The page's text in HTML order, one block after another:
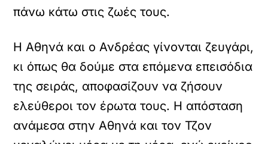
πάνω κάτω στις ζωές τους.
Η Αθηνά και ο Ανδρέας γίνονται ζευγάρι,
κι όπως θα δούμε στα επόμενα επεισόδια
της σειράς, αποφασίζουν να ζήσουν
ελεύθεροι τον έρωτα τους. Η απόσταση
ανάμεσα στην Αθηνά και τον Τζον